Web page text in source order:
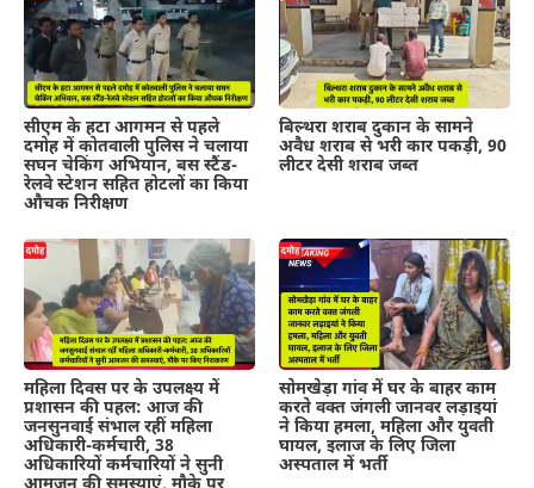
सीएम के हटा आगमन से पहले
दमोह में कोतवाली पुलिस ने चलाया
सघन चेकिंग अभियान, बस स्टैंड-
रेलवे स्टेशन सहित होटलों का किया
औचक निरीक्षण
बिल्थरा शराब दुकान के सामने
अवैध शराब से भरी कार पकड़ी, 90
लीटर देसी शराब जब्त
महिला दिवस पर के उपलक्ष्य में
प्रशासन की पहल: आज की
जनसुनवाई संभाल रहीं महिला
अधिकारी-कर्मचारी, 38
अधिकारियों कर्मचारियों ने सुनी
सोमखेड़ा गांव में घर के बाहर काम
करते वक्त जंगली जानवर लड़ाइयां
ने किया हमला, महिला और युवती
घायल, इलाज के लिए जिला
अस्पताल में भर्ती